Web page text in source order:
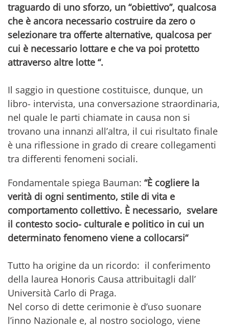
traguardo di uno sforzo, un “obiettivo”, qualcosa
che è ancora necessario costruire da zero o
selezionare tra offerte alternative, qualcosa per
cui è necessario lottare e che va poi protetto
attraverso altre lotte “.
Il saggio in questione costituisce, dunque, un
libro- intervista, una conversazione straordinaria,
nel quale le parti chiamate in causa non si
trovano una innanzi all’altra, il cui risultato finale
è una riflessione in grado di creare collegamenti
tra differenti fenomeni sociali.
Fondamentale spiega Bauman: “È cogliere la
verità di ogni sentimento, stile di vita e
comportamento collettivo. È necessario, svelare
il contesto socio- culturale e politico in cui un
determinato fenomeno viene a collocarsi“
Tutto ha origine da un ricordo: il conferimento
della laurea Honoris Causa attribuitagli dall’
Università Carlo di Praga.
Nel corso di dette cerimonie è d’uso suonare
l’inno Nazionale e, al nostro sociologo, viene